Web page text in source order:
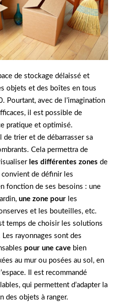
de stockage délaissé et
objets et des boîtes en tous
Pourtant, avec de l’imagination
il est possible de
pratique et optimisé.
de trier et de débarrasser sa
Cela permettra de
les différentes zones de
de définir les
fonction de ses besoins : une
une zone pour les
et les bouteilles, etc.
temps de choisir les solutions
rayonnages sont des
pour une cave bien
au mur ou posées au sol, en
Il est recommandé
qui permettent d’adapter la
des objets à ranger.